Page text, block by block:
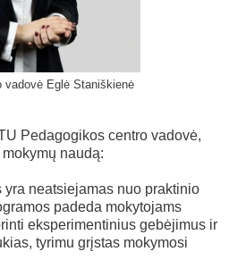
vadovė Eglė Staniškienė
Pedagogikos centro vadovė,
naudą:
yra neatsiejamas nuo praktinio
padeda mokytojams
eksperimentinius gebėjimus ir
tyrimu grįstas mokymosi